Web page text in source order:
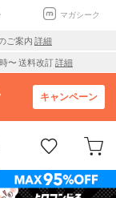
マガシーク
ご案内 詳細
〜 送料改訂詳細
キャンペーン